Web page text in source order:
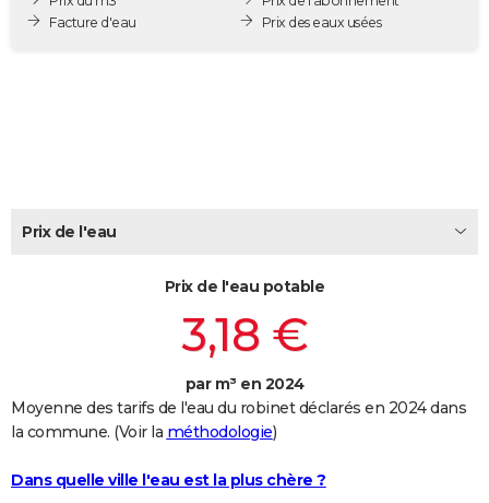
Destinations
City break
Voyage nature
Voyage de noces
Forum
Climat
PHOTO
Dictionnaire
Biographies
Citations
Expressions
Proverbes
Bricolage
Lifestyle
Culture
Sport
Auto
Television
Voyage
Cinema
Facture d'eau
Prix des eaux usées
Prix de l'eau
Prix de l'eau potable
3,18 €
par m³ en 2024
Moyenne des tarifs de l'eau du robinet déclarés en 2024 dans
la commune. (Voir la méthodologie)
Dans quelle ville l'eau est la plus chère ?